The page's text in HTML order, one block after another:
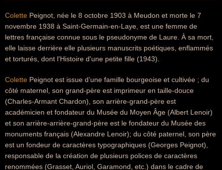
Colette Peignot, née le 8 octobre 1903 à Meudon et morte le 7
novembre 1938 à Saint-Germain-en-Laye, est une femme de
lettres française connue sous le pseudonyme de Laure. À sa mort,
elle laisse derrière elle plusieurs manuscrits poétiques, enflammés
et torturés, dont l'Histoire d'une petite fille (1943).
Colette Peignot est issue d’une famille bourgeoise et cultivée ; du
côté maternel, son grand-père est imprimeur en taille-douce
(Charles-Armant Chardon), son arrière-grand-père est
académicien et fondateur du Musée du Moyen Âge (Albert Lenoir)
et son arrière-arrière-grand-père est le fondateur du Musée des
monuments français (Alexandre Lenoir); du côté paternel, son père
est un fondeur de caractères typographiques (Georges Peignot),
responsable de la création de plusieurs polices de caractères
renommées (Grasset, Auriol, Garamond, etc.) dans le cadre de